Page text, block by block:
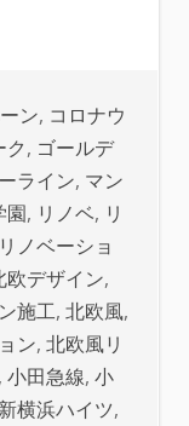
ン, コロナウ
, ゴールデ
ライン, マン
園, リノベ, リ
リノベーショ
欧デザイン,
施工, 北欧風,
ン, 北欧風リ
, 小田急線, 小
新横浜ハイツ,